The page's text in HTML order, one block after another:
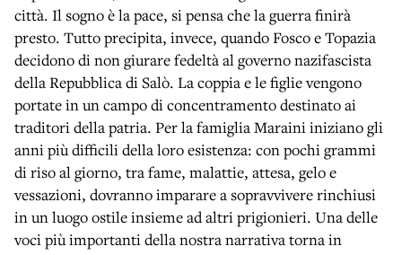
città. Il sogno è la pace, si pensa che la guerra finirà
presto. Tutto precipita, invece, quando Fosco e Topazia
decidono di non giurare fedeltà al governo nazifascista
della Repubblica di Salò. La coppia e le figlie vengono
portate in un campo di concentramento destinato ai
traditori della patria. Per la famiglia Maraini iniziano gli
anni più difficili della loro esistenza: con pochi grammi
di riso al giorno, tra fame, malattie, attesa, gelo e
vessazioni, dovranno imparare a sopravvivere rinchiusi
in un luogo ostile insieme ad altri prigionieri. Una delle
voci più importanti della nostra narrativa torna in